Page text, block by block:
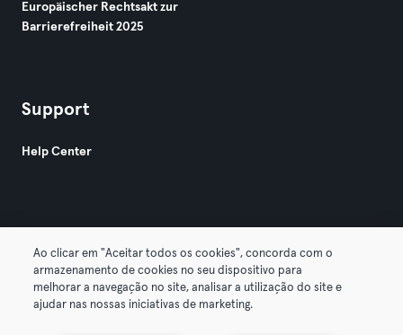
Europäischer Rechtsakt zur
Barrierefreiheit 2025
Support
Help Center
© 2026 Urban Sports Group GmbH. All rights reserved.
AGB Datenschutz Impressum
Ao clicar em "Aceitar todos os cookies", concorda com o
armazenamento de cookies no seu dispositivo para
melhorar a navegação no site, analisar a utilização do site e
ajudar nas nossas iniciativas de marketing.